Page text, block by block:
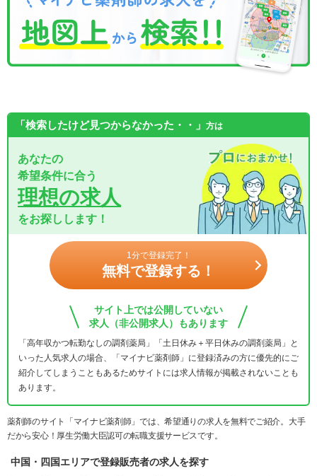
「検索したけど見つからなかった・・」 方は
あなたの
希望条件に合う
理想の求人
をお探しします！
1分で登録完了！
無料で登録する！
サイト上では公開していない
求人（非公開求人）もあります
「高年収かつ転勤なしの調剤薬局」「土日休み＋平日休みの調剤薬局」と
いった人気求人の場合、「マイナビ薬剤師」に登録済みの方に優先的にご
紹介してしまうこともあるためサイトには求人情報が掲載されないことも
あります。
薬剤師のサイト「マイナビ薬剤師」では、希望通りの求人を無料でご紹介。大手
だから安心！厚生労働大臣認可の転職支援サービスです。
中国・四国エリアで登録販売者の求人を探す